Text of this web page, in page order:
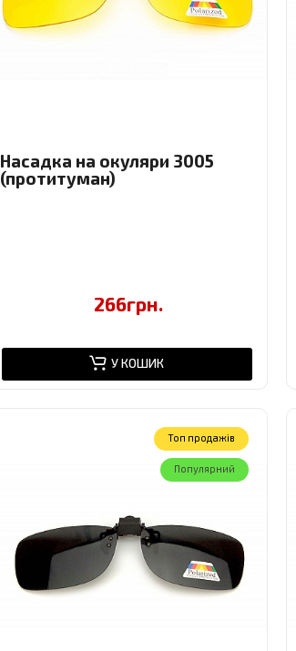
Насадка на окуляри 3005
(протитуман)
266грн.
У КОШИК
Toп продажів
Популярний